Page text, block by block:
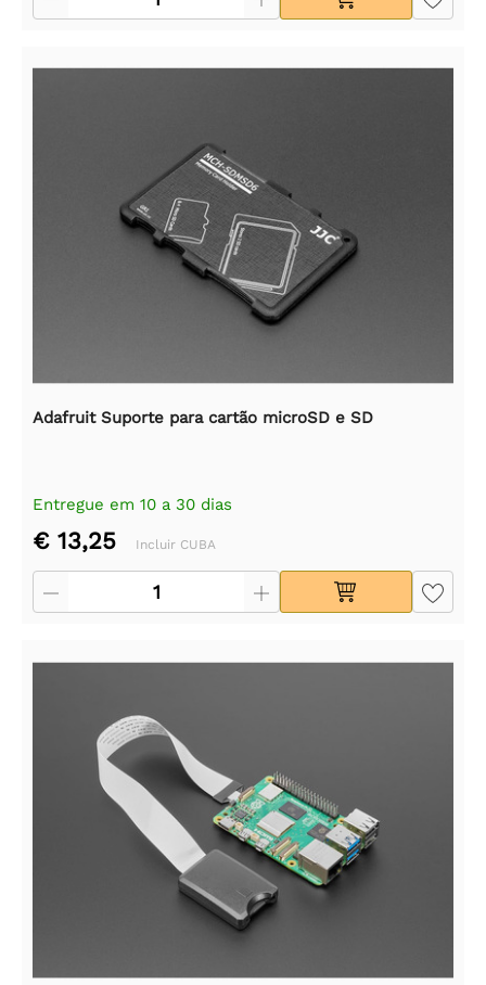
Adafruit Suporte para cartão microSD e SD
Entregue em 10 a 30 dias
€ 13,25 Incluir CUBA